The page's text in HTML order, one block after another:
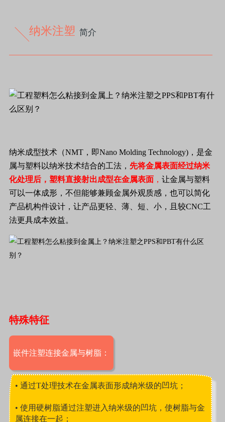
纳米注塑 简介
纳米成型技术（NMT ，即Nano Molding Technology) ，是金
属与塑料以纳米技术结合的工法， 先将金属表面经过纳米
化处理后，塑料直接射出成型在金属表面 ， 让金属与塑料
可以一体成形，不但能够兼顾金属外观质感，也可以简化
产品机构件设计，让产品更轻、薄、短、小，且较CNC工
法更具成本效益。
特殊特征
嵌件注塑连接金属与树脂：
• 通过T处理技术在金属表面形成纳米级的凹坑；
• 使用硬树脂通过注塑进入纳米级的凹坑，使树脂与金
属连接在一起；